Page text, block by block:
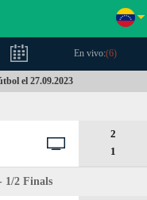
En vivo:(6)
el 27.09.2023
2
1
1/2 Finals